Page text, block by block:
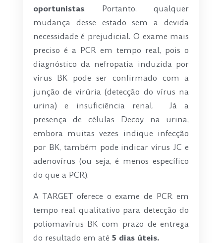
oportunistas. Portanto, qualquer
mudança desse estado sem a devida
necessidade é prejudicial. O exame mais
preciso é a PCR em tempo real, pois o
diagnóstico da nefropatia induzida por
vírus BK pode ser confirmado com a
junção de virúria (detecção do vírus na
urina) e insuficiência renal. Já a
presença de células Decoy na urina,
embora muitas vezes indique infecção
por BK, também pode indicar vírus JC e
adenovírus (ou seja, é menos específico
do que a PCR).
A TARGET oferece o exame de PCR em
tempo real qualitativo para detecção do
poliomavírus BK com prazo de entrega
do resultado em até 5 dias úteis.